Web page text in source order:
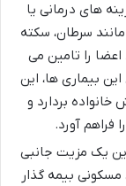
های درمانی یا
سرطان، سکته
را تامین می
بیماری ها، این
بردارد و
فراهم آورد.
یک مزیت جانبی
بیمه گذار